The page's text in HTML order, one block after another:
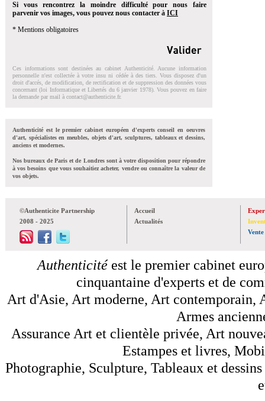
Si vous rencontrez la moindre difficulté pour nous faire
parvenir vos images, vous pouvez nous contacter à ICI
* Mentions obligatoires
Ces informations sont destinées au cabinet Authenticité. Aucune information
personnelle n'est collectée à votre insu ni cédée à des tiers. Vous disposez d'un
droit d'accés, de modification, de rectification et de suppression des données vous
concernant (loi Informatique et Libertés du 6 janvier 1978). Vous pouvez en faire
la demande par mail à contact@authenticite.fr.
Authenticité est le premier cabinet européen d'experts conseil en oeuvres
d'art, spécialistes en meubles, objets d'art, sculptures, tableaux et dessins,
anciens et modernes.
Nos bureaux de Paris et de Londres sont à votre disposition pour répondre
à vos besoins que vous souhaitiez acheter, vendre ou connaître la valeur de
vos objets.
©Authenticite Partnership
2008 - 2025
Accueil
Actualités
Vente
Authenticitéest le premier cabinet
cinquantaine d'experts et de
Art d'Asie, Art moderne, Art contemporain,
Armes
Assurance Art et clientèle privée, Art
Estampes et livres,
Photographie, Sculpture, Tableaux et